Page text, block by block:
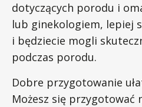
dotyczących porodu i
lub ginekologiem, lepiej
i będziecie mogli
podczas porodu.
Dobre przygotowanie
Możesz się przygotować